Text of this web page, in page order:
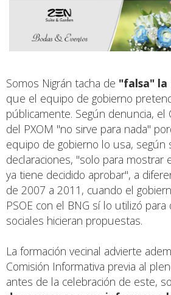
Somos Nigrán tacha de "falsa" la
que el equipo de gobierno
públicamente. Según denuncia, el
del PXOM "no sirve para nada"
equipo de gobierno lo usa, según
declaraciones, "solo para
ya tiene decidido aprobar", a
de 2007 a 2011, cuando el
PSOE con el BNG sí lo utilizó
sociales hicieran propuestas.
La formación vecinal advierte
Comisión Informativa previa al
antes de la celebración de este,